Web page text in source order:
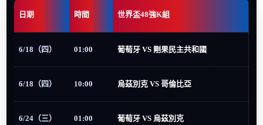
日期 時間 世界盃48強K組
6/18（四） 01:00 葡萄牙 VS 剛果民主共和國
6/18（四） 10:00 烏茲別克 VS 哥倫比亞
6/24（三） 01:00 葡萄牙 VS 烏茲別克